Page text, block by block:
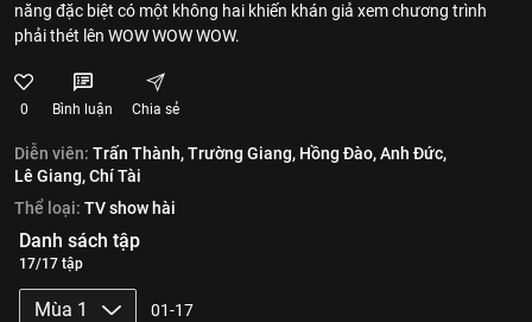
năng đặc biệt có một không hai khiến khán giả xem chương trình
phải thét lên WOW WOW WOW.
0 Bình luận Chia sẻ
Diễn viên: Trấn Thành,Trường Giang, Hồng Đào,Anh Đức,
Lê Giang,Chí Tài
Thể loại: TV show hài
Danh sách tập
17/17 tập
Mùa 1 01-17